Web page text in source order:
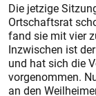
Die jetzige
Ortschaftsrat
fand sie mit vier
Inzwischen ist
und hat sich die
vorgenommen.
an den